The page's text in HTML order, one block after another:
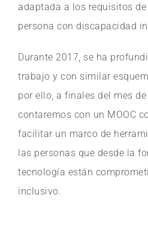
adaptada a los requisitos
persona con discapacidad
Durante 2017, se ha
trabajo y con similar
por ello, a finales del mes
contaremos con un MOOC
facilitar un marco de
las personas que desde la
tecnología están
inclusivo.